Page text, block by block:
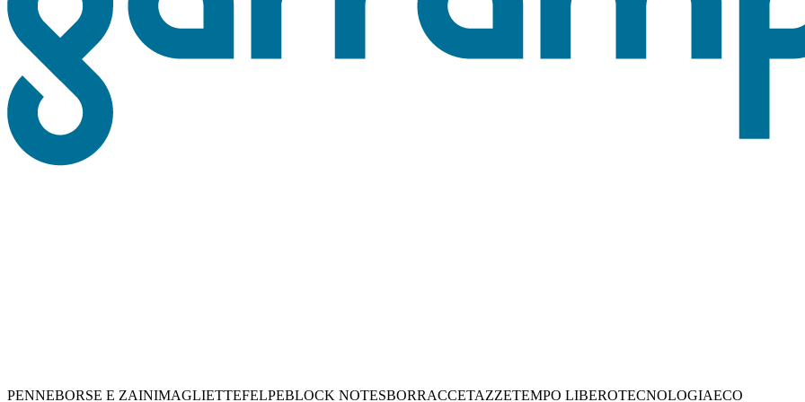
PENNEBORSE E ZAINIMAGLIETTEFELPEBLOCK NOTESBORRACCETAZZETEMPO LIBEROTECNOLOGIAECO